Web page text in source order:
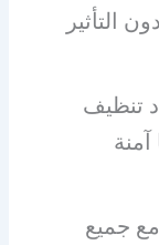
التأثير
تنظيف
جميع